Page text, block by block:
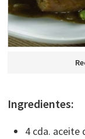
Ingredientes:
4 cda. aceite